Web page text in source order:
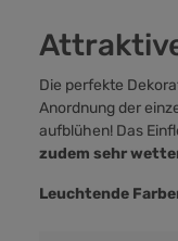
Die perfekte
Anordnung der
aufblühen! Das
zudem sehr
Leuchtende